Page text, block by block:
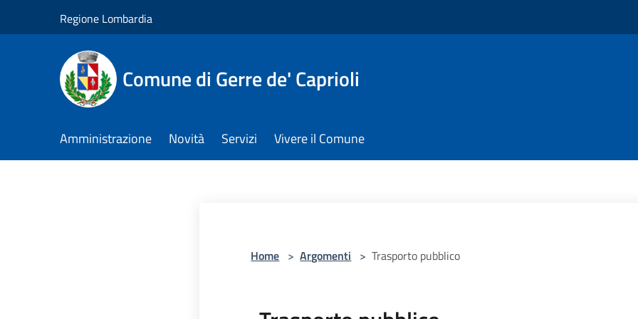
Regione Lombardia
Comune di Gerre de' Caprioli
Amministrazione Novità Servizi Vivere il Comune
Home > Argomenti > Trasporto pubblico